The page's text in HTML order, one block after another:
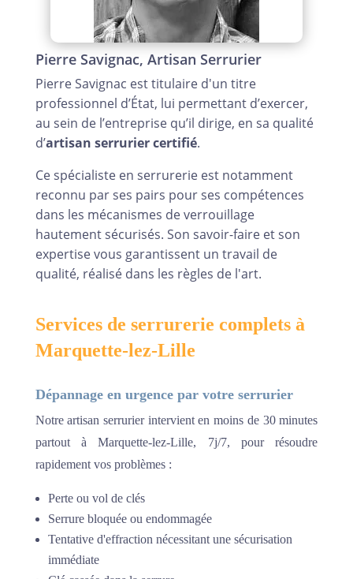
Pierre Savignac, Artisan Serrurier
Pierre Savignac est titulaire d'un titre
professionnel d’État, lui permettant d’exercer,
au sein de l’entreprise qu’il dirige, en sa qualité
d’artisan serrurier certifié.
Ce spécialiste en serrurerie est notamment
reconnu par ses pairs pour ses compétences
dans les mécanismes de verrouillage
hautement sécurisés. Son savoir-faire et son
expertise vous garantissent un travail de
qualité, réalisé dans les règles de l'art.
Services de serrurerie complets à
Marquette-lez-Lille
Dépannage en urgence par votre serrurier
Notre artisan serrurier intervient en moins de 30 minutes
partout à Marquette-lez-Lille, 7j/7, pour résoudre
rapidement vos problèmes :
Perte ou vol de clés
Serrure bloquée ou endommagée
Tentative d'effraction nécessitant une sécurisation
immédiate